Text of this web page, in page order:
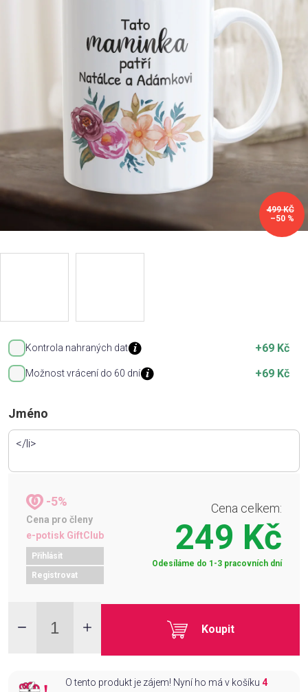
Kontrola nahraných dat +69 Kč
Možnost vrácení do 60 dní +69 Kč
Jméno
-5%
Cena pro členy
e-potisk GiftClub
Přihlásit
Registrovat
Cena celkem:
249 Kč
Odesíláme do 1-3 pracovních dní
Koupit
O tento produkt je zájem! Nyní ho má v košíku 4
499 KČ
–50 %